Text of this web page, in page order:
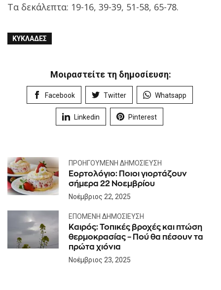
Τα δεκάλεπτα: 19-16, 39-39, 51-58, 65-78.
ΚΥΚΛΆΔΕΣ
Μοιραστείτε τη δημοσίευση:
Facebook Twitter Whatsapp
Linkedin Pinterest
ΠΡΟΗΓΟΎΜΕΝΗ ΔΗΜΟΣΊΕΥΣΗ
Εορτολόγιο: Ποιοι γιορτάζουν
σήμερα 22 Νοεμβρίου
Νοέμβριος 22, 2025
ΕΠΌΜΕΝΗ ΔΗΜΟΣΊΕΥΣΗ
Καιρός: Τοπικές βροχές και πτώση
θερμοκρασίας – Πού θα πέσουν τα
πρώτα χιόνια
Νοέμβριος 23, 2025